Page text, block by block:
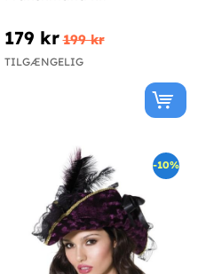
179 kr 199 kr
TILGÆNGELIG
-10%